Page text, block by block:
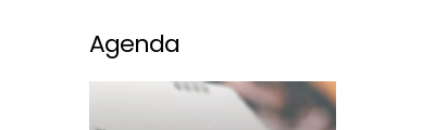
Agenda